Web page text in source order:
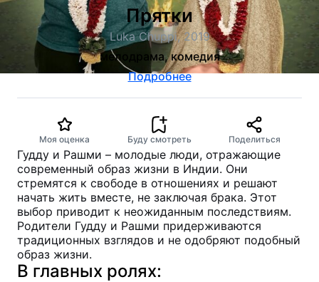
Прятки
Luka Chuppi, 2019
мелодрама, комедия
Подробнее
Моя оценка Буду смотреть Поделиться
Гудду и Рашми – молодые люди, отражающие
современный образ жизни в Индии. Они
стремятся к свободе в отношениях и решают
начать жить вместе, не заключая брака. Этот
выбор приводит к неожиданным последствиям.
Родители Гудду и Рашми придерживаются
традиционных взглядов и не одобряют подобный
образ жизни.
В главных ролях: